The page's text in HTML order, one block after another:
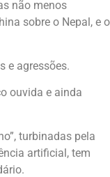
não menos
sobre o Nepal, e o
e agressões.
ouvida e ainda
turbinadas pela
artificial, tem